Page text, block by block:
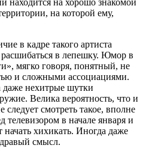
на которой ему,
в кадре такого артиста
расшибаться в лепешку. Юмор в
мягко говоря, понятный, не
и сложными ассоциациями.
даже нехитрые шутки
Велика вероятность, что и
смотреть такое, вполне
телевизором в начале января и
начать хихикать. Иногда даже
смысл.